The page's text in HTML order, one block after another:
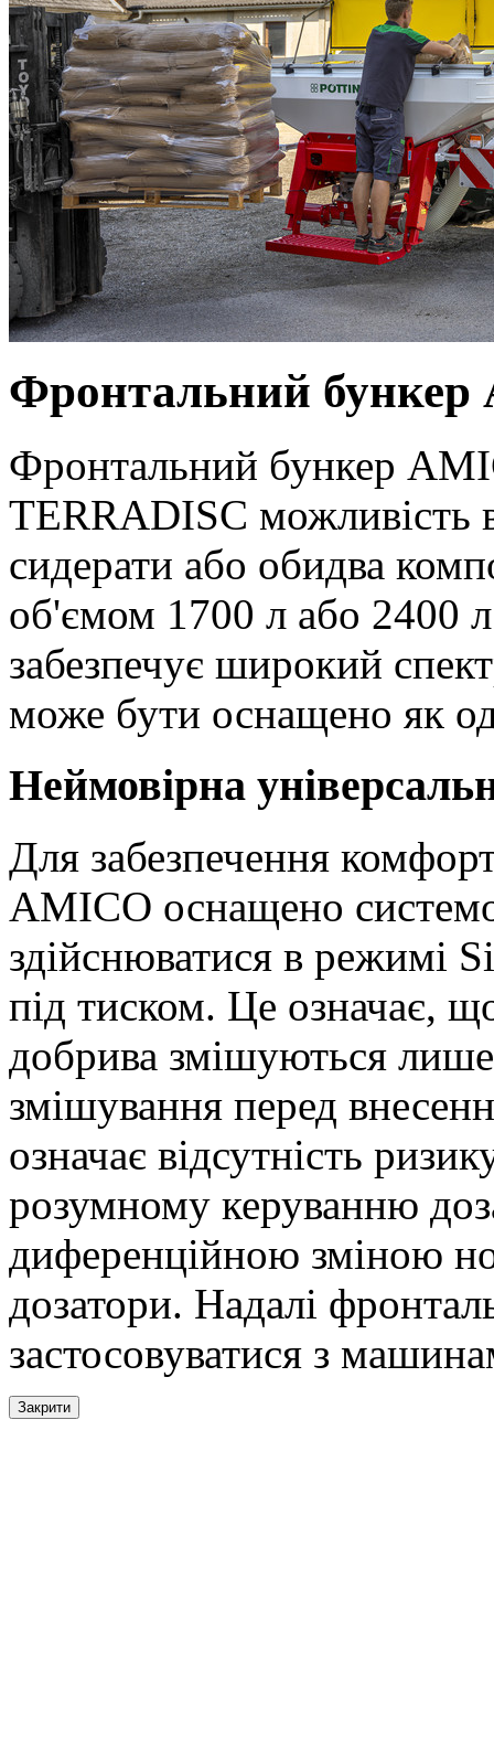
Фронтальний бункер
Фронтальний бункер
TERRADISC можливість
сидерати або обидва
об'ємом 1700 л або 2400
забезпечує широкий
може бути оснащено як
Неймовірна
Для забезпечення
AMICO оснащено
здійснюватися в режимі
під тиском. Це означає,
добрива змішуються
змішування перед
означає відсутність
розумному керуванню
диференційною зміною
дозатори. Надалі
застосовуватися з
Закрити